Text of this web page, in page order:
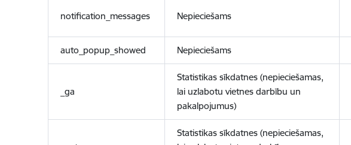
notification_messages Nepieciešams
auto_popup_showed Nepieciešams
_ga
Statistikas sīkdatnes (nepieciešamas,
lai uzlabotu vietnes darbību un
pakalpojumus)
Statistikas sīkdatnes (nepieciešamas,